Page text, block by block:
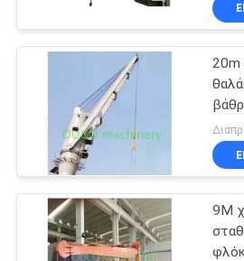
ΕΡΓΟΣΤΆΣΙΟ
ΈΛΕΓΧΟΣ
ΠΟΙΌΤΗΤΑΣ
ΕΙΔΉΣΕΙΣ
CONTACT
Κάδος
Clamshell
20m
9M